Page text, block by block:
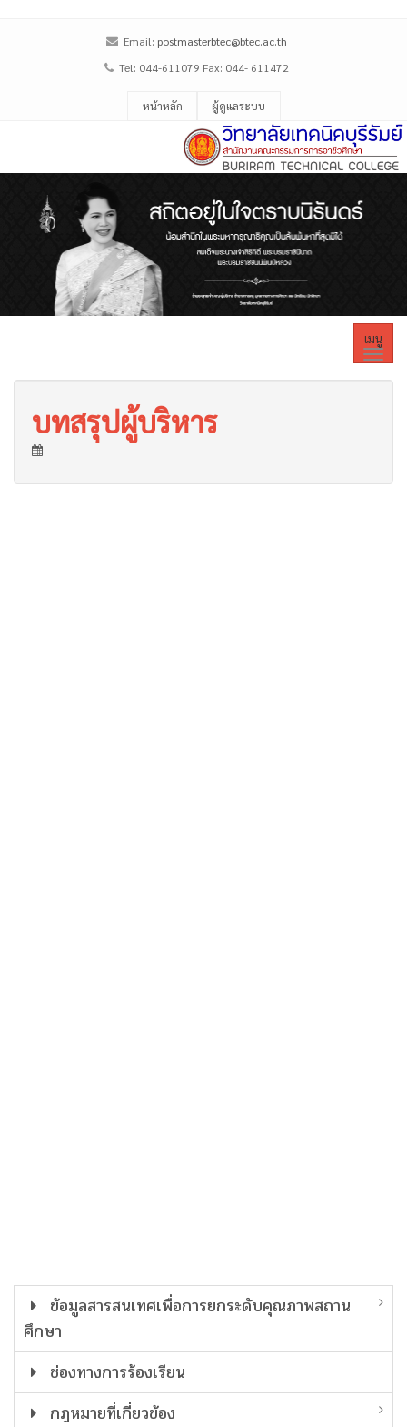
Email: postmasterbtec@btec.ac.th
Tel: 044-611079 Fax: 044- 611472
หน้าหลัก ผู้ดูแลระบบ
เมนู
บทสรุปผู้บริหาร
ข้อมูลสารสนเทศเพื่อการยกระดับคุณภาพสถาน
ศึกษา
ช่องทางการร้องเรียน
กฎหมายที่เกี่ยวข้อง